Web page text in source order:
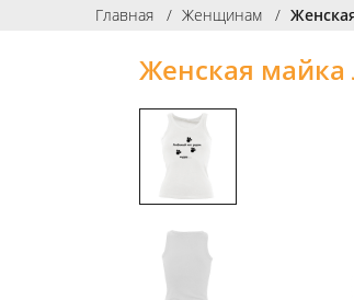
Главная Женщинам
Женская